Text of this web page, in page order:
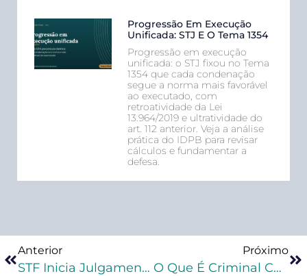
Progressão Em Execução
Unificada: STJ E O Tema 1354
Progressão em execução
unificada: o STJ fixou no Tema
1354 que cada condenação
segue a norma mais favorável
ao executado, com
retroatividade da Lei
13.964/2019 e ultratividade do
art. 112 anterior. Veja a análise
prática do IDPB para revisar
cálculos e fundamentar a
defesa.
Anterior
STF Inicia Julgamento Sobre Legitimidade Para Propor Ação Por Improbidade Administrativa
Próximo
O Que É Criminal Compliance E Para Que Serve?